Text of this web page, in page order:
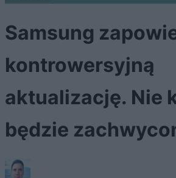
Samsung
kontrowersyjną
aktualizację. Nie
będzie